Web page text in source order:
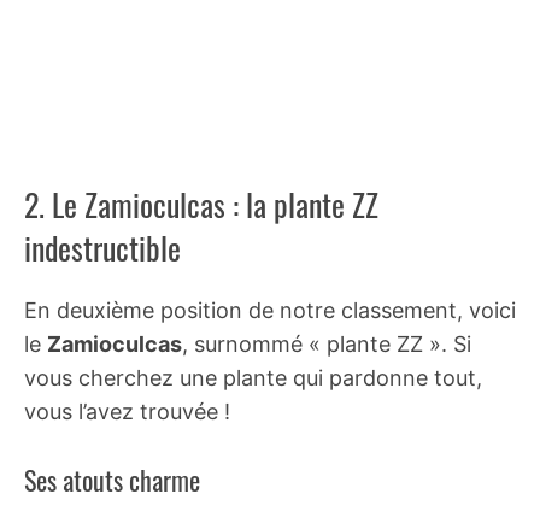
2. Le Zamioculcas : la plante ZZ
indestructible
En deuxième position de notre classement, voici
le Zamioculcas, surnommé « plante ZZ ». Si
vous cherchez une plante qui pardonne tout,
vous l’avez trouvée !
Ses atouts charme